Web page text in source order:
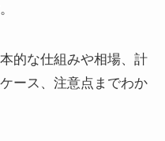
的な仕組みや相場、計
ース、注意点までわか